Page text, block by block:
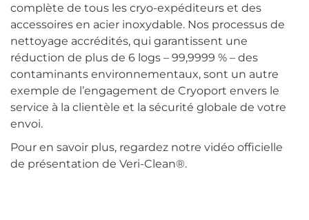
complète de tous les cryo-expéditeurs et des
accessoires en acier inoxydable. Nos processus de
nettoyage accrédités, qui garantissent une
réduction de plus de 6 logs – 99,9999 % – des
contaminants environnementaux, sont un autre
exemple de l’engagement de Cryoport envers le
service à la clientèle et la sécurité globale de votre
envoi.
Pour en savoir plus, regardez notre vidéo officielle
de présentation de Veri-Clean®.